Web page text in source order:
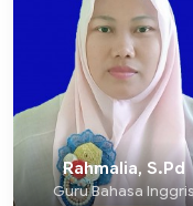
Rahmalia, S.Pd
Guru Bahasa